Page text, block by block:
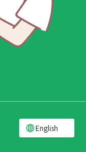
English